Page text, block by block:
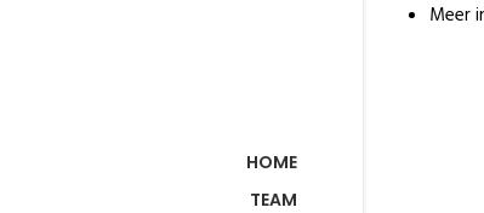
HOME
TEAM
Meer